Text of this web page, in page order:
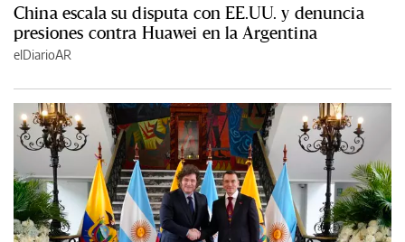
China escala su disputa con EE.UU. y denuncia
presiones contra Huawei en la Argentina
elDiarioAR